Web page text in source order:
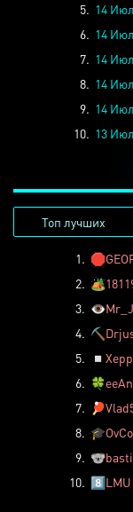
5. 14
6. 14
7. 14
8. 14
9. 14
10. 13
Топ лучших
1. 🛑
2. 🏕️
3. 👁️
4. ⛏️
5.
◽ Xepp
6. 🍀
7.
🏓
8. 🎓
9. 🐨
10. 8️⃣LMU